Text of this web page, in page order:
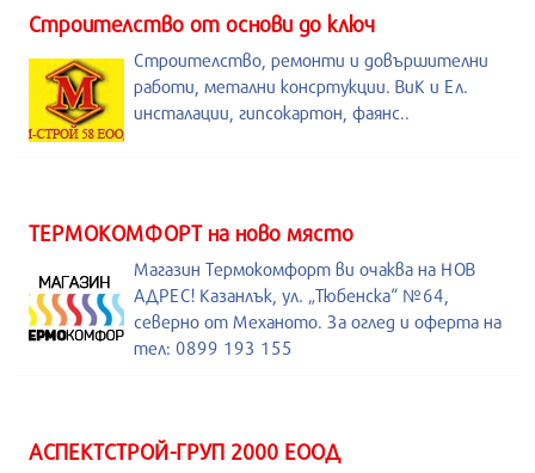
Строителство от основи до ключ
Строителство, ремонти и довършителни
работи, метални консртукции. ВиК и Ел.
инсталации, гипсокартон, фаянс..
ТЕРМОКОМФОРТ на ново място
Магазин Термокомфорт ви очаква на НОВ
АДРЕС! Казанлък, ул. „Тюбенска“ №64,
северно от Механото. За оглед и оферта на
тел: 0899 193 155
АСПЕКТСТРОЙ-ГРУП 2000 ЕООД